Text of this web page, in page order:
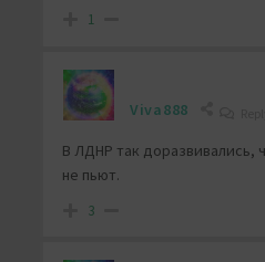
1
Viva888
В ЛДНР так доразвивались,
не пьют.
3